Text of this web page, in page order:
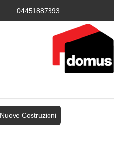
04451887393
Nuove Costruzioni